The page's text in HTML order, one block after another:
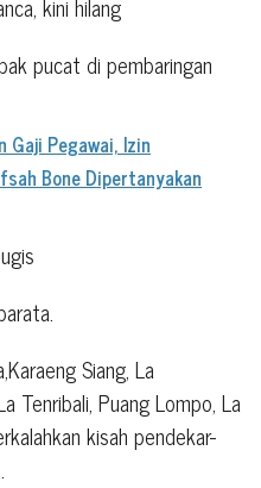
pucat di pembaringan
Gaji Pegawai, Izin
Bone Dipertanyakan
Siang, La
Tenribali, Puang Lompo, La
kisah pendekar-